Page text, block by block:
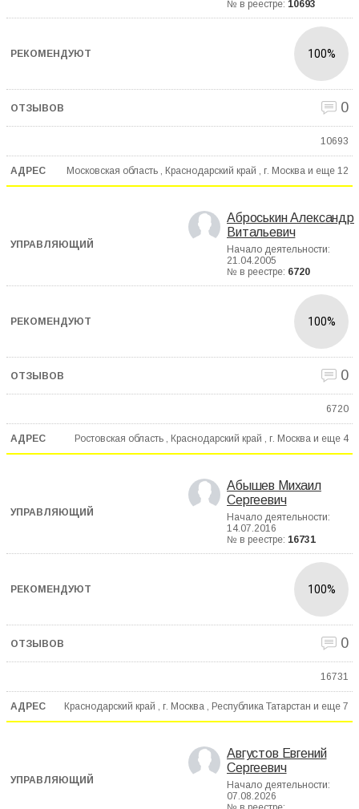
№ в реестре: 10693
100%
0
10693
Московская область , Краснодарский край , г. Москва и еще 12
Аброськин Александр
Витальевич
Начало деятельности:
21.04.2005
№ в реестре: 6720
100%
0
6720
Ростовская область , Краснодарский край , г. Москва и еще 4
Абышев Михаил
Сергеевич
Начало деятельности:
14.07.2016
№ в реестре: 16731
100%
0
16731
Краснодарский край , г. Москва , Республика Татарстан и еще 7
Августов Евгений
Сергеевич
Начало деятельности:
07.08.2026